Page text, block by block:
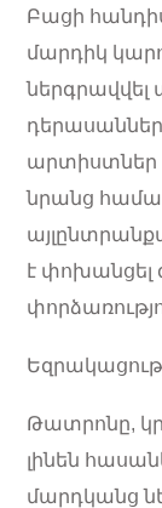
Բացի
մարդիկ
ներգրավվել
արտիստներ
նրանց
է փոխանցել
Թատրոնը,
լինեն
մարդկանց